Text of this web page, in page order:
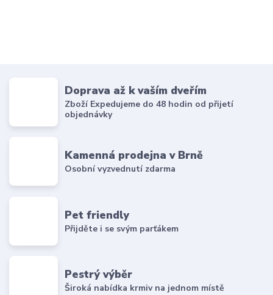
Doprava až k vaším dveřím
Zboží Expedujeme do 48 hodin od přijetí
objednávky
Kamenná prodejna v Brně
Osobní vyzvednutí zdarma
Pet friendly
Přijděte i se svým parťákem
Pestrý výběr
Široká nabídka krmiv na jednom místě